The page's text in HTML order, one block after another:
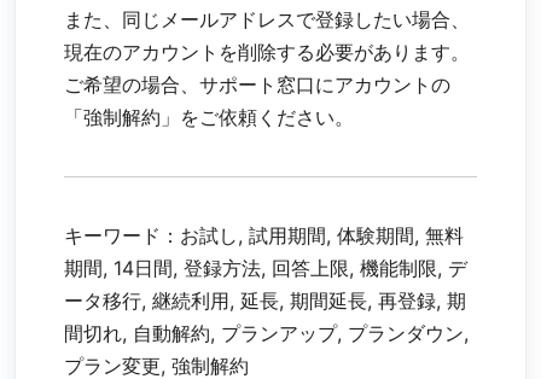
また、同じメールアドレスで登録したい場合、
現在のアカウントを削除する必要があります。
ご希望の場合、サポート窓口にアカウントの
「強制解約」をご依頼ください。
キーワード：お試し, 試用期間, 体験期間, 無料
期間, 14日間, 登録方法, 回答上限, 機能制限, デ
ータ移行, 継続利用, 延長, 期間延長, 再登録, 期
間切れ, 自動解約, プランアップ, プランダウン,
プラン変更, 強制解約